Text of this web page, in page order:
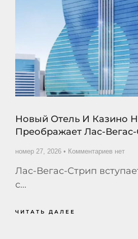
Новый Отель И Казино
Преображает Лас-
номер 27, 2026 Комментариев нет
Лас-Вегас-Стрип
с...
ЧИТАТЬ ДАЛЕЕ